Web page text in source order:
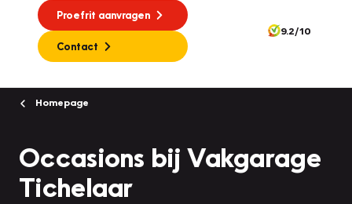
Proefrit aanvragen
Contact
9.2/10
Homepage
Occasions bij Vakgarage
Tichelaar